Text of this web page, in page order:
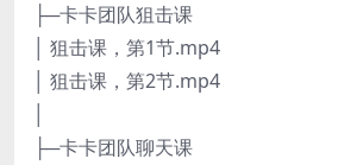
├─卡卡团队狙击课
│ 狙击课，第1节.mp4
│ 狙击课，第2节.mp4
├─卡卡团队聊天课